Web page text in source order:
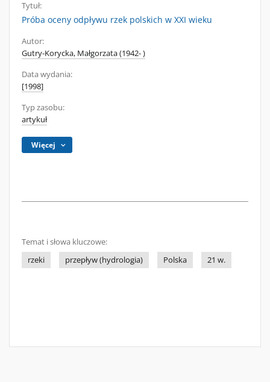
Tytuł:
Próba oceny odpływu rzek polskich w XXI wieku
Autor:
Gutry-Korycka, Małgorzata (1942- )
Data wydania:
[1998]
Typ zasobu:
artykuł
Więcej
Temat i słowa kluczowe:
rzeki
przepływ (hydrologia) Polska 21 w.